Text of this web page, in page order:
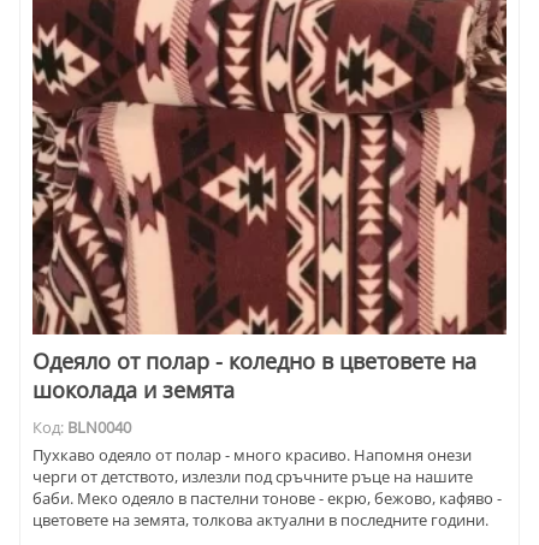
Одеяло от полар - коледно в цветовете на
шоколада и земята
Код: BLN0040
Пухкаво одеяло от полар - много красиво. Напомня онези
черги от детството, излезли под сръчните ръце на нашите
баби. Меко одеяло в пастелни тонове - екрю, бежово, кафяво -
цветовете на земята, толкова актуални в последните години.